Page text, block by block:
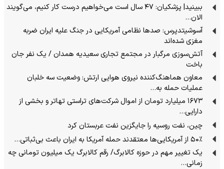
ببینید| پزشکیان: ۴۷ سال است می‌خواهیم درست کار کنیم، می‌گویند
الان…
آسوشیتدپرس: صدها نظامی آمریکایی در جنگ علیه ایران ضربه
مغزی شده‌اند
آتش‌سوزی مرگبار در مجتمع تجاری سعیدیه همدان / یک نفر جان
باخت
معاون هماهنگ‌کننده نیروی هوایی ارتش: وضعیت سه خلبان
عملیات حمله به…
۱۶۷۳ میلیارد تومان از اموال شرکت‌های تراستی تهاتر و بخشی از
دارایی‌…
چین، نفت روسیه را جایگزین نفت عربستان کرد
۵۰٪ از آمریکایی‌ها معتقدند حمله آمریکا به ایران باعث بی‌ثباتی…
یک تغییر مهم در حوزه کالابرگ/ رقم کالابرگ یک میلیون تومانی چه
زمانی…